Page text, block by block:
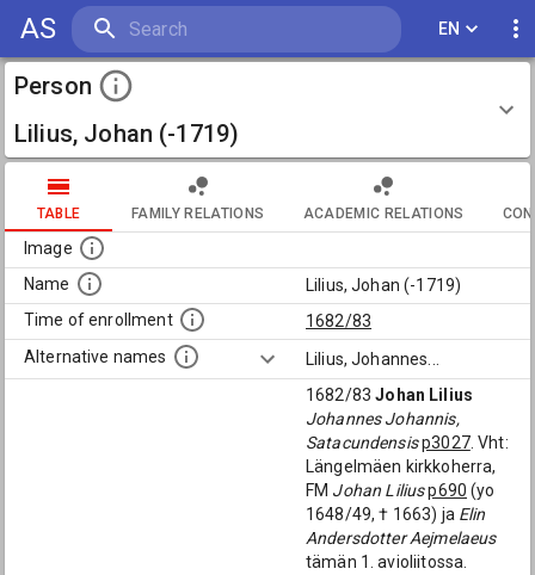
AS EN
Person
Lilius, Johan (-1719)
TABLE FAMILY RELATIONS ACADEMIC RELATIONS
Image
Name
Lilius, Johan (-1719)
Time of enrollment
1682/83
Alternative names
Lilius, Johannes
1682/83Johan Lilius
Johannes Johannis,
Satacundensisp3027. Vht:
Längelmäen kirkkoherra,
FM Johan Liliusp690 (yo
1648/49, † 1663) ja Elin
Andersdotter Aejmelaeus
tämän 1. avioliitossa.